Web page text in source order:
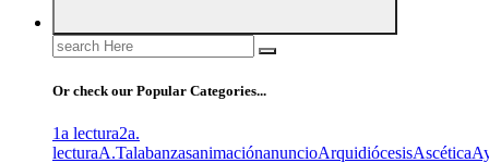
Search
for:
Or check our Popular Categories...
1a lectura2a.
lecturaA.TalabanzasanimaciónanuncioArquidiócesisAscética